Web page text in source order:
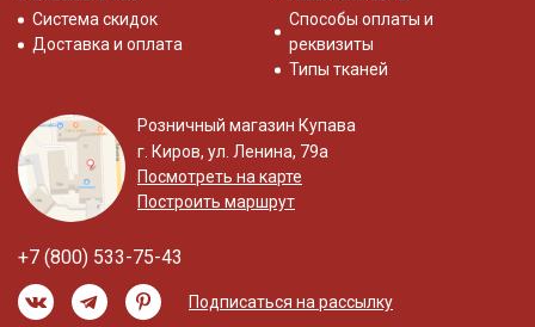
Система скидок
Доставка и оплата
Способы оплаты и
реквизиты
Типы тканей
Розничный магазин Купава
г. Киров, ул. Ленина, 79а
Посмотреть на карте
Построить маршрут
+7 (800) 533-75-43
Подписаться на рассылку